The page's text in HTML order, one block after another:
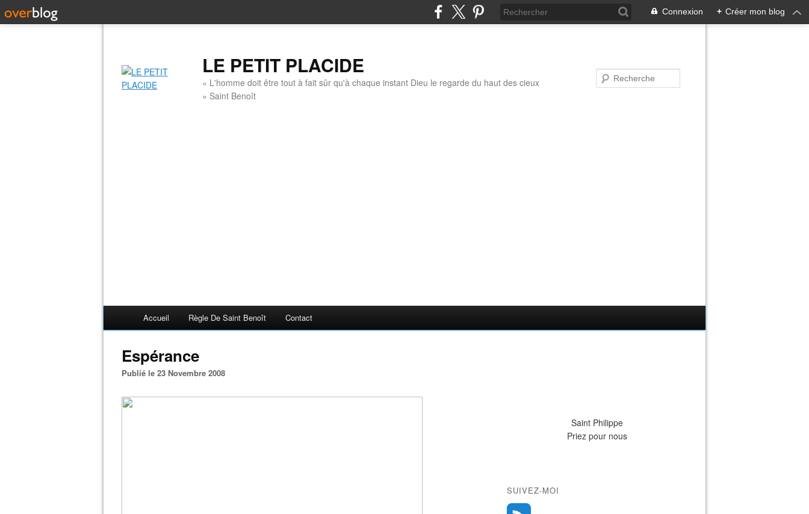
Connexion + Créer mon blog
LE PETIT PLACIDE
« L'homme doit être tout à fait sûr qu'à chaque instant Dieu le regarde du haut des cieux
» Saint Benoît
Accueil Règle De Saint Benoît Contact
Espérance
Publié le 23 Novembre 2008
Saint Philippe
Priez pour nous
SUIVEZ-MOI